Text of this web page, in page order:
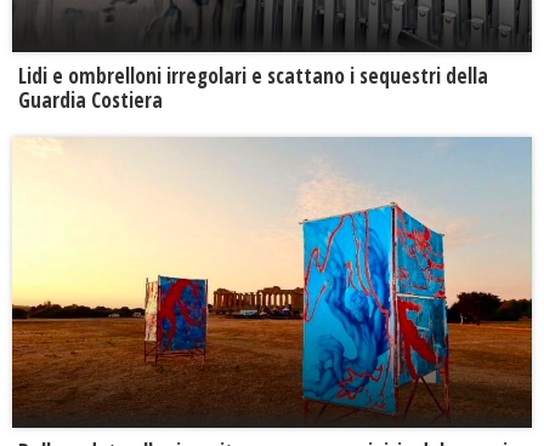
Lidi e ombrelloni irregolari e scattano i sequestri della
Guardia Costiera